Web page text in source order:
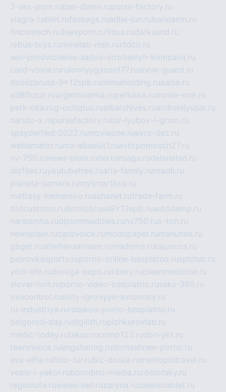
3-sex-porn.ruban-damn.rupurse-factory.ru
viagra-tablet.rufasbags.ruadler-jun.rubandamn.ru
fincontech.ru3sexporn.ru1mus.rudarksand.ru
rebus-toys.ru minelab-msk.ru rtdco.ru
seo-prodvizhenie-sajtov-stroitelnyh-kompanij.ru
card-voice.ru rulonnyygazon177.rusnow-guard.ru
domizbrusa-9x12spb.rudemaholding.ruaalse.ru
a380club.ruargentinamia.ruperkoka.ru movie-one.ru
perk-oka.rug-octopus.rusibarchives.ruandreislyusar.ru
naruto-x.rupursefactory.rutor-lyubov-i-grom.ru
spayderhed-2022.ru movieone.ruevro-dez.ru
webamator.ru ma-absolut1.ruavtopomosch27.ru
nv-750.ru news-plain.ru nertansaga.rudelanalad.ru
dizfiles.ruyoutubefree.ruaria-family.ru roadli.ru
planeta-samara.ru mysmartbuy.ru
matrasy-kemerovo.ruashanet.rutrade-farm.ru
dotcustoms.rudomizbrusa9x12spb.ruautodamp.ru
narasimha.rudjcommodities.ru nv750.rux-ton.ru
newsplain.rucardvoice.ru modopaper.ru manunae.ru
gbget.rualfeihavsalnassr.ru madoma.rutajuncos.ru
petrovkasports.ruporno-online-besplatno.rusplclub.ru
york-life.rudoroga-expo.ru ribery.rucleanmedicine.ru
slovar-ivrit.ruporno-video-besplatno.ruseks-365.ru
ovucontrol.rusloty-igrovyye-avtomaty.ru
ru-industriya.ru russkoe-porno-besplatno.ru
belgorod-day.rudigilith.rupichkurovlab.ru
medic-today.rutaksu.rucomp123.rudon-ykt.ru
teensvoice.ru imgsharing.rudomashnee-porno.ru
eva-elfie.rufoto-tur.rubiz-doska.ru metropoltravel.ru
veslo-i-yakor.ruborodino-media.ru rostotsky.ru
regionufa.ruweiss-bet.ruzaryna.rucasinotablet.ru